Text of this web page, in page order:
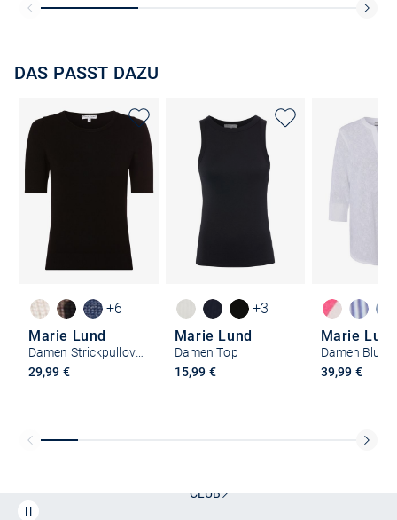
DAS PASST DAZU
+6
Marie Lund
Damen Strickpullover
29,99 €
+3
Marie Lund
Damen Top
15,99 €
Marie
Damen Bluse
39,99 €
CLUB